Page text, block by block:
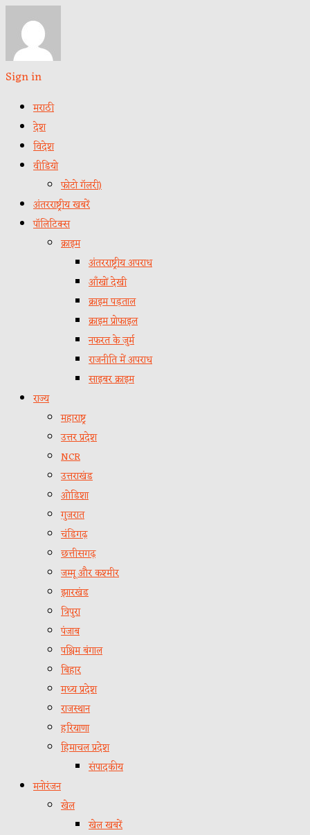
Sign in
मराठी
देश
विदेश
वीडियो
फोटो गॅलरी)
अंतरराष्ट्रीय खबरें
पॉलिटिक्स
क्राइम
अंतरराष्ट्रीय अपराध
आँखों देखी
क्राइम पड़ताल
क्राइम प्रोफाइल
नफरत के जुर्म
राजनीति में अपराध
साइबर क्राइम
राज्य
महाराष्ट्र
उत्तर प्रदेश
NCR
उत्तराखंड
ओडिशा
गुजरात
चंडिगढ़
छत्तीसगढ़
जम्मू और कश्मीर
झारखंड
त्रिपुरा
पंजाब
पश्चिम बंगाल
बिहार
मध्य प्रदेश
राजस्थान
हरियाणा
हिमाचल प्रदेश
संपादकीय
मनोरंजन
खेल
खेल खबरें